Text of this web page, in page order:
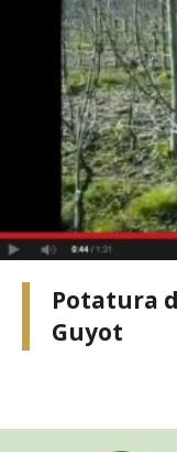
Potatura
Guyot